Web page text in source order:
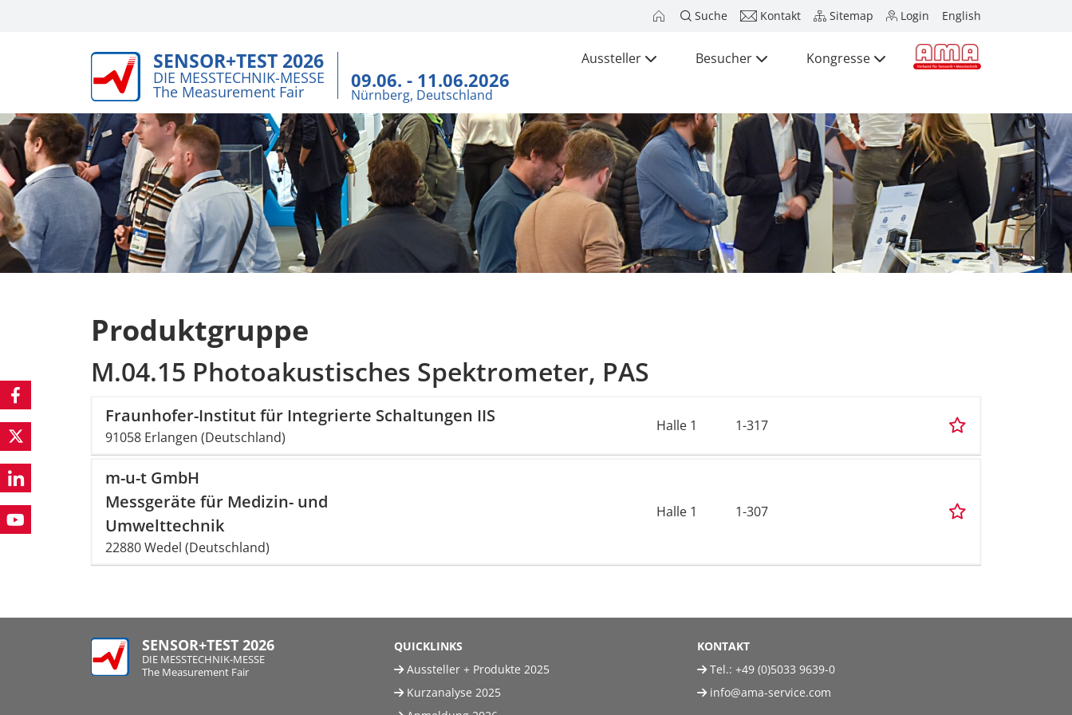
Suche Kontakt Sitemap Login English
SENSOR+TEST 2026
DIE MESSTECHNIK-MESSE
The Measurement Fair 09.06. - 11.06.2026
Nürnberg, Deutschland
Aussteller Besucher Kongresse Presse
Produktgruppe
M.04.15 Photoakustisches Spektrometer, PAS
Fraunhofer-Institut für Integrierte Schaltungen IIS
91058 Erlangen (Deutschland)
Halle 1 1-317
m-u-t GmbH
Messgeräte für Medizin- und
Umwelttechnik
22880 Wedel (Deutschland)
Halle 1 1-307
SENSOR+TEST 2026
DIE MESSTECHNIK-MESSE
The Measurement Fair
QUICKLINKS
Aussteller + Produkte 2025
Kurzanalyse 2025
KONTAKT
Tel.: +49 (0)5033 9639-0
info@ama-service.com